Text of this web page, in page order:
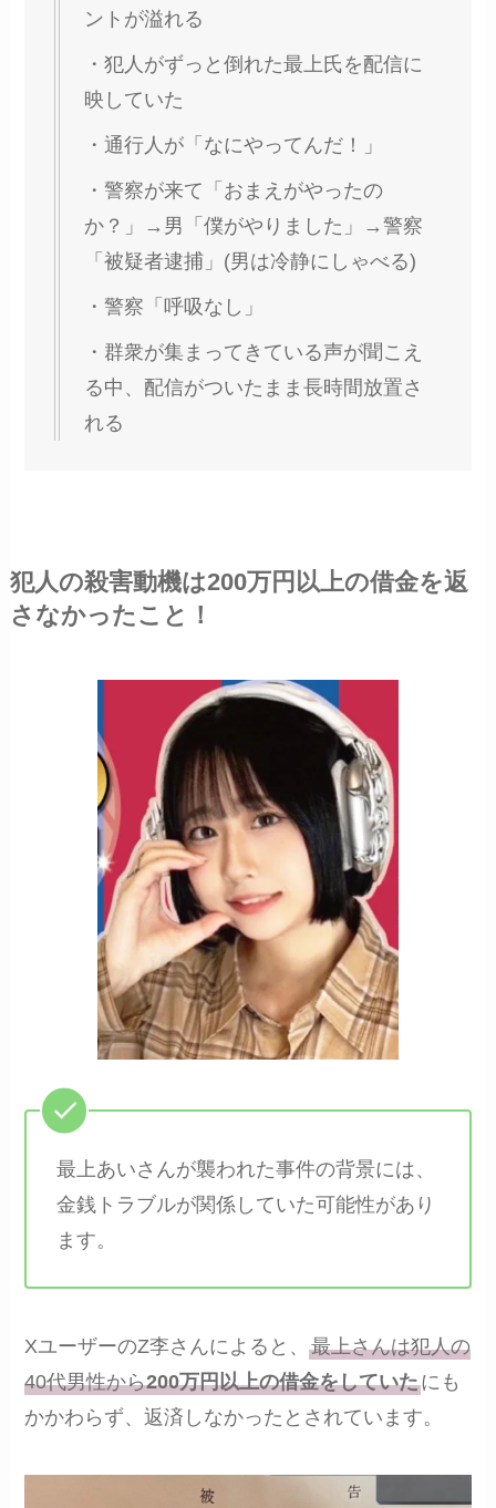
ントが溢れる
・犯人がずっと倒れた最上氏を配信に
映していた
・通行人が「なにやってんだ！」
・警察が来て「おまえがやったの
か？」→男「僕がやりました」→警察
「被疑者逮捕」(男は冷静にしゃべる)
・警察「呼吸なし」
・群衆が集まってきている声が聞こえ
る中、配信がついたまま長時間放置さ
れる
犯人の殺害動機は200万円以上の借金を返
さなかったこと！
最上あいさんが襲われた事件の背景には、
金銭トラブルが関係していた可能性があり
ます。
XユーザーのZ李さんによると、最上さんは犯人の
40代男性から200万円以上の借金をしていたにも
かかわらず、返済しなかったとされています。